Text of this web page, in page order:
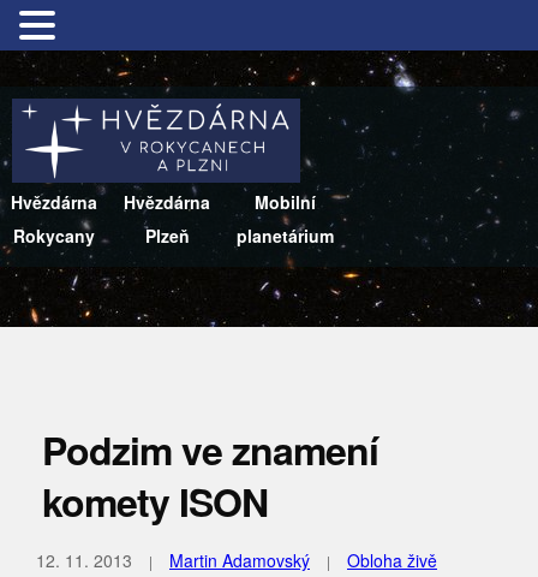
Hvězdárna
Rokycany
Hvězdárna
Plzeň
Mobilní
planetárium
Podzim ve znamení
komety ISON
12. 11. 2013 Martin Adamovský Obloha živě